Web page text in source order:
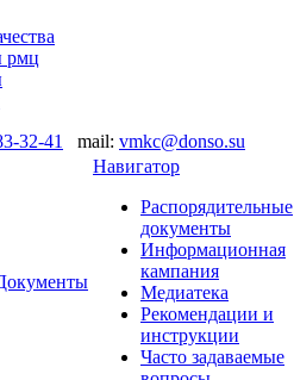
рмц
32-41 mail: vmkc@donso.su
Навигатор
Распорядительные
документы
Информационная
кампания
Медиатека
Рекомендации и
инструкции
Часто задаваемые